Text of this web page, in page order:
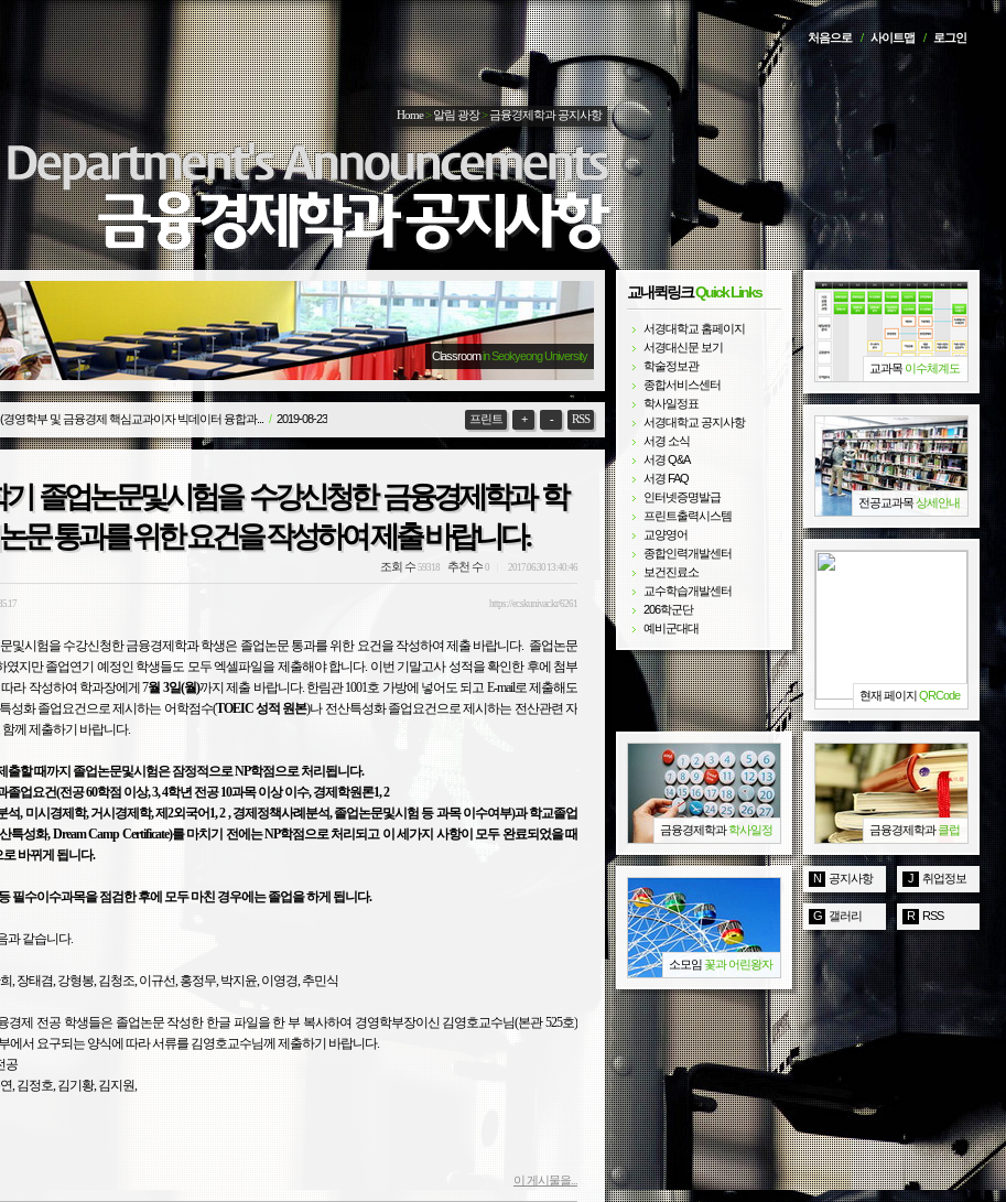
처음으로 / 사이트맵 / 로그인
Home>알림 광장>금융경제학과 공지사항
Classroomin Seokyeong University
영학부 및 금융경제 핵심교과이자 빅데이터 융합과... / 2019-08-23 RSS
-
+
프린트
기 졸업논문및시험을 수강신청한 금융경제학과 학
문 통과를 위한 요건을 작성하여 제출 바랍니다.
조회 수 59318 추천 수0 2017.06.30 13:40:46
https://ec.skuniv.ac.kr/6261
문및시험을 수강신청한 금융경제학과 학생은 졸업논문 통과를 위한 요건을 작성하여제출 바랍니다. 졸업논문
였지만졸업연기 예정인 학생들도 모두 엑셀파일을 제출해야 합니다. 이번 기말고사 성적을 확인한 후에 첨부
라 작성하여 학과장에게 7월 3일(월)까지 제출 바랍니다. 한림관 1001호 가방에 넣어도 되고 E-mail로 제출해도
성화 졸업요건으로 제시하는 어학점수(TOEIC 성적 원본)나 전산특성화 졸업요건으로 제시하는 전산관련 자
함께 제출하기 바랍니다.
출할 때까지 졸업논문및시험은 잠정적으로 NP학점으로 처리됩니다.
업요건(전공 60학점 이상, 3, 4학년 전공 10과목 이상 이수, 경제학원론1, 2
석, 미시경제학, 거시경제학, 제2외국어1, 2 , 경제정책사례분석, 졸업논문및시험 등 과목 이수여부)과 학교졸업
특성화, Dream Camp Certificate)를 마치기 전에는 NP학점으로 처리되고 이 세가지 사항이 모두 완료되었을 때
바뀌게 됩니다.
필수이수과목을 점검한 후에 모두 마친 경우에는 졸업을 하게 됩니다.
과 같습니다.
, 장태겸, 강형봉, 김청조, 이규선, 홍정무, 박지윤, 이영경, 추민식
경제 전공 학생들은 졸업논문 작성한 한글 파일을 한 부 복사하여 경영학부장이신 김영호교수님(본관 525호)
에서 요구되는 양식에 따라 서류를 김영호교수님께 제출하기 바랍니다.
공
, 김정호, 김기황, 김지원,
이 게시물을...
교내퀵링크Quick Links
서경대학교 홈페이지
서경대신문 보기
학술정보관
종합서비스센터
학사일정표
서경대학교 공지사항
서경 소식
서경 Q&A
서경 FAQ
인터넷증명발급
프린트출력시스템
교양영어
종합인력개발센터
보건진료소
교수학습개발센터
206학군단
예비군대대
교과목 이수체계도
전공교과목상세안내
현재 페이지QRCode
금융경제학과학사일정 금융경제학과클럽
소모임꽃과 어린왕자
N 공지사항 J 취업정보
G 갤러리 R RSS